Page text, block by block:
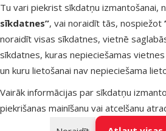
Tu vari piekrist sīkdatņu izmantošanai,
sīkdatnes”, vai noraidīt tās, nospiežot
noraidīt visas sīkdatnes, vietnē
sīkdatnes, kuras nepieciešamas
un kuru lietošanai nav nepieciešama
Vairāk informācijas par sīkdatņu
piekrišanas mainīšanu vai atcelšanu
Labākais tavam mīlulim
Dino Zoo iesaka